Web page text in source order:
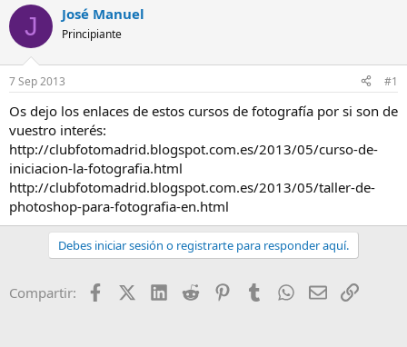
i
a
d
o
r
e
l
t
e
m
a
c
a
i
n
i
o
J José Manuel
Principiante
7 Sep 2013 #1
Os dejo los enlaces de estos cursos de fotografía por si son de
vuestro interés:
http://clubfotomadrid.blogspot.com.es/2013/05/curso-de-
iniciacion-la-fotografia.html
http://clubfotomadrid.blogspot.com.es/2013/05/taller-de-
photoshop-para-fotografia-en.html
Debes iniciar sesión o registrarte para responder aquí.
Compartir: FacebookX (Twitter)
LinkedIn
Reddit PinterestTumblr WhatsApp
EmailEnlace